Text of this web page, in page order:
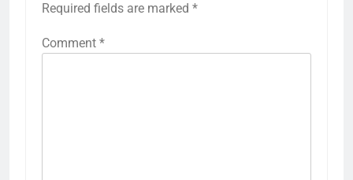
Required fields are marked *
Comment *